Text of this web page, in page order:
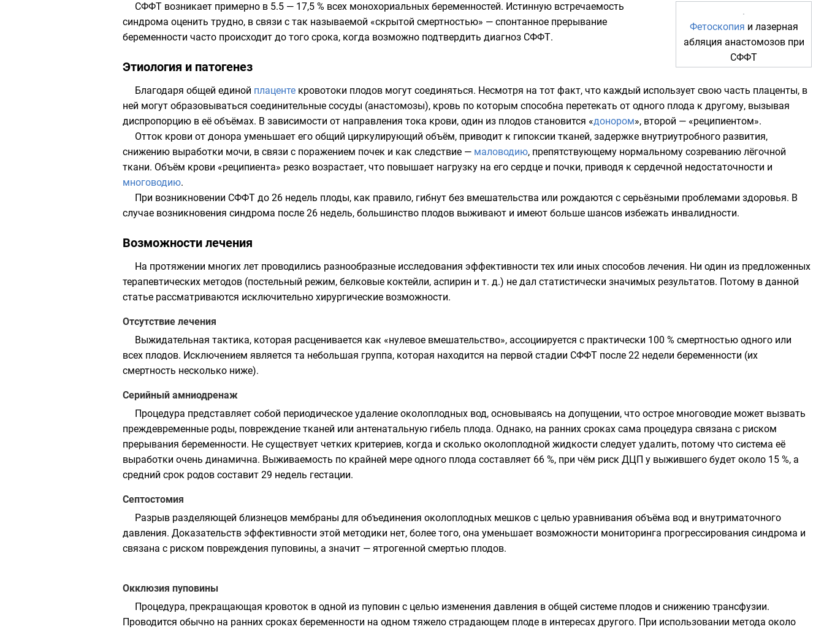
Фетоскопия и лазерная
абляция анастомозов при
СФФТ
СФФТ возникает примерно в 5.5 — 17,5 % всех монохориальных беременностей. Истинную встречаемость
синдрома оценить трудно, в связи с так называемой «скрытой смертностью» — спонтанное прерывание
беременности часто происходит до того срока, когда возможно подтвердить диагноз СФФТ.
Этиология и патогенез
Благодаря общей единой плаценте кровотоки плодов могут соединяться. Несмотря на тот факт, что каждый использует свою часть плаценты, в
ней могут образовываться соединительные сосуды (анастомозы), кровь по которым способна перетекать от одного плода к другому, вызывая
диспропорцию в её объёмах. В зависимости от направления тока крови, один из плодов становится «донором», второй — «реципиентом».
Отток крови от донора уменьшает его общий циркулирующий объём, приводит к гипоксии тканей, задержке внутриутробного развития,
снижению выработки мочи, в связи с поражением почек и как следствие — маловодию, препятствующему нормальному созреванию лёгочной
ткани. Объём крови «реципиента» резко возрастает, что повышает нагрузку на его сердце и почки, приводя к сердечной недостаточности и
многоводию.
При возникновении СФФТ до 26 недель плоды, как правило, гибнут без вмешательства или рождаются с серьёзными проблемами здоровья. В
случае возникновения синдрома после 26 недель, большинство плодов выживают и имеют больше шансов избежать инвалидности.
Возможности лечения
На протяжении многих лет проводились разнообразные исследования эффективности тех или иных способов лечения. Ни один из предложенных
терапевтических методов (постельный режим, белковые коктейли, аспирин и т. д.) не дал статистически значимых результатов. Потому в данной
статье рассматриваются исключительно хирургические возможности.
Отсутствие лечения
Выжидательная тактика, которая расценивается как «нулевое вмешательство», ассоциируется с практически 100 % смертностью одного или
всех плодов. Исключением является та небольшая группа, которая находится на первой стадии СФФТ после 22 недели беременности (их
смертность несколько ниже).
Серийный амниодренаж
Процедура представляет собой периодическое удаление околоплодных вод, основываясь на допущении, что острое многоводие может вызвать
преждевременные роды, повреждение тканей или антенатальную гибель плода. Однако, на ранних сроках сама процедура связана с риском
прерывания беременности. Не существует четких критериев, когда и сколько околоплодной жидкости следует удалить, потому что система её
выработки очень динамична. Выживаемость по крайней мере одного плода составляет 66 %, при чём риск ДЦП у выжившего будет около 15 %, а
средний срок родов составит 29 недель гестации.
Септостомия
Разрыв разделяющей близнецов мембраны для объединения околоплодных мешков с целью уравнивания объёма вод и внутриматочного
давления. Доказательств эффективности этой методики нет, более того, она уменьшает возможности мониторинга прогрессирования синдрома и
связана с риском повреждения пуповины, а значит — ятрогенной смертью плодов.
Окклюзия пуповины
Процедура, прекращающая кровоток в одной из пуповин с целью изменения давления в общей системе плодов и снижению трансфузии.
Проводится обычно на ранних сроках беременности на одном тяжело страдающем плоде в интересах другого. При использовании метода около